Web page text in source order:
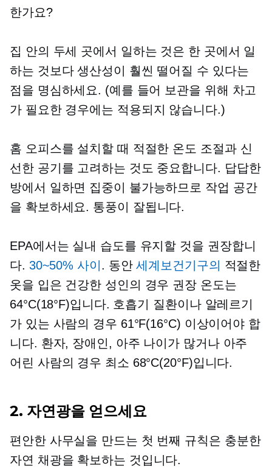
한가요?
집 안의 두세 곳에서 일하는 것은 한 곳에서 일
하는 것보다 생산성이 훨씬 떨어질 수 있다는
점을 명심하세요. (예를 들어 보관을 위해 차고
가 필요한 경우에는 적용되지 않습니다.)
홈 오피스를 설치할 때 적절한 온도 조절과 신
선한 공기를 고려하는 것도 중요합니다. 답답한
방에서 일하면 집중이 불가능하므로 작업 공간
을 확보하세요. 통풍이 잘됩니다.
EPA에서는 실내 습도를 유지할 것을 권장합니
다. 30~50% 사이 . 동안세계보건기구의 적절한
옷을 입은 건강한 성인의 경우 권장 온도는
64°C(18°F)입니다. 호흡기 질환이나 알레르기
가 있는 사람의 경우 61°F(16°C) 이상이어야 합
니다. 환자, 장애인, 아주 나이가 많거나 아주
어린 사람의 경우 최소 68°C(20°F)입니다.
2. 자연광을 얻으세요
편안한 사무실을 만드는 첫 번째 규칙은 충분한
자연 채광을 확보하는 것입니다.